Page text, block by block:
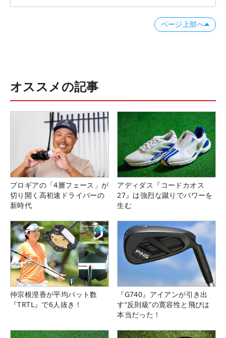
ページ上部へ
オススメの記事
プロギアの「4層フェース」が
切り開く高初速ドライバーの
新時代
アディダス『コードカオス
27』は強烈な蹴りでパワーを
生む
仲宗根澄香が平均パット数
『TRTL』で6人抜き！
『G740』アイアンが引き出
す“反則級”の寛容性と飛びは
本当だった！